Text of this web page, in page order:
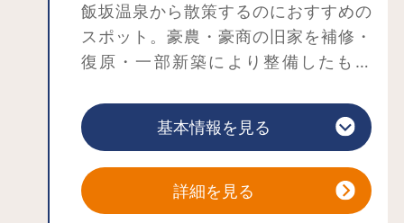
松川町字土合舘7） 【見頃】7月上旬
～中旬 およそ5,000株のアジサイが約
5ヘクタールの公園内に咲き並ぶ。 晴
らしく雨の中、しずくとの競演を楽し
むのもまた別格。◆高倉山（福島市山
田） 【見頃】4月中旬～ 小高い山に
ソメイヨシノや赤・白・紅色のハナモ
飯坂温泉から散策するのにおすすめの
スポット。豪農・豪商の旧家を補修・
復原・一部新築により整備したもの
土蔵「十間蔵」や近代和風住宅の主屋
など、歴史的価値の高い建物が現存し
平方メートル（約1,230坪）あり、かつ
ては現在の約2倍以上の面積があったと
基本情報を見る
詳細を見る